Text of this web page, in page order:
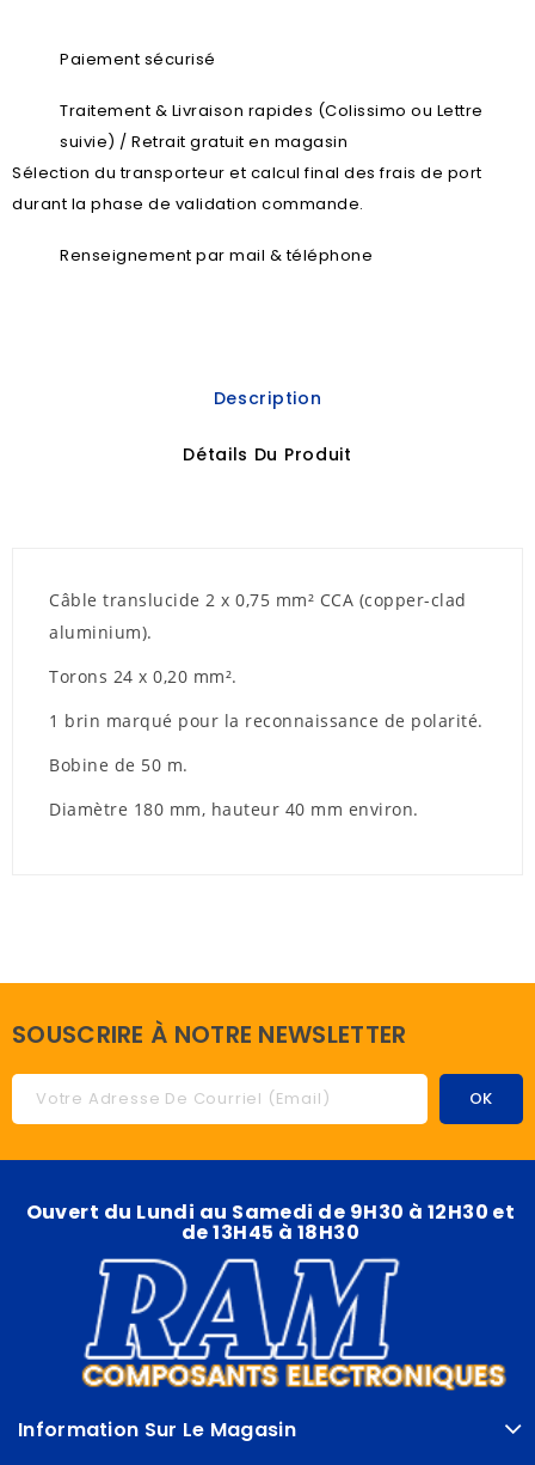
Paiement sécurisé
Traitement & Livraison rapides (Colissimo ou Lettre
suivie) / Retrait gratuit en magasin
Sélection du transporteur et calcul final des frais de port
durant la phase de validation commande.
Renseignement par mail & téléphone
Description
Détails Du Produit
Câble translucide 2 x 0,75 mm² CCA (copper-clad
aluminium).
Torons 24 x 0,20 mm².
1 brin marqué pour la reconnaissance de polarité.
Bobine de 50 m.
Diamètre 180 mm, hauteur 40 mm environ.
SOUSCRIRE À NOTRE NEWSLETTER
Ouvert du Lundi au Samedi de 9H30 à 12H30 et
de 13H45 à 18H30
Information Sur Le Magasin